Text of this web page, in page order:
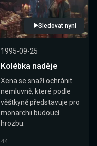
Sledovat nyní
1995-09-25
Kolébka naděje
Xena se snaží ochránit
nemluvně, které podle
věštkyně představuje pro
monarchii budoucí
hrozbu.
44